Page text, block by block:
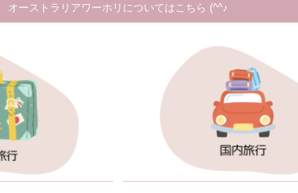
オーストラリアワーホリについてはこちら (^^♪